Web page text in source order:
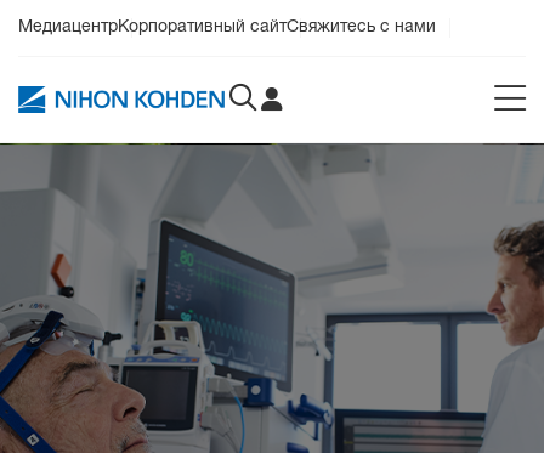
МедиацентрКорпоративный сайтСвяжитесь с нами